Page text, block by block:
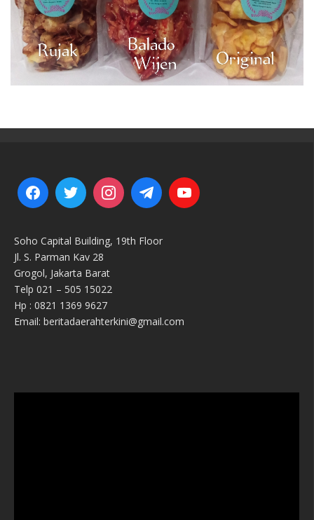
Soho Capital Building, 19th Floor
Jl. S. Parman Kav 28
Grogol, Jakarta Barat
Telp 021 – 505 15022
Hp : 0821 1369 9627
Email: beritadaerahterkini@gmail.com